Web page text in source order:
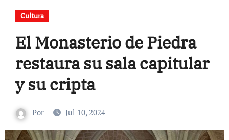
Cultura
El Monasterio de Piedra
restaura su sala capitular
y su cripta
Por Jul 10, 2024